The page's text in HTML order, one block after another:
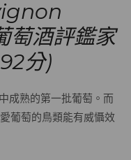
萄酒評鑑家
分)
成熟的第一批葡萄。而
葡萄的鳥類能有威懾效